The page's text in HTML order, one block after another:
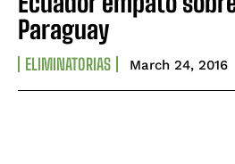
Paraguay
ELIMINATORIAS March 24, 2016